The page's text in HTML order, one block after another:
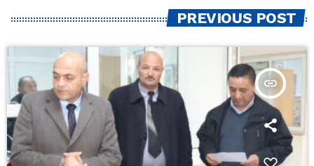
PREVIOUS POST
insert_link